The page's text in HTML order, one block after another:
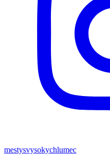
mestysvysokychlumec